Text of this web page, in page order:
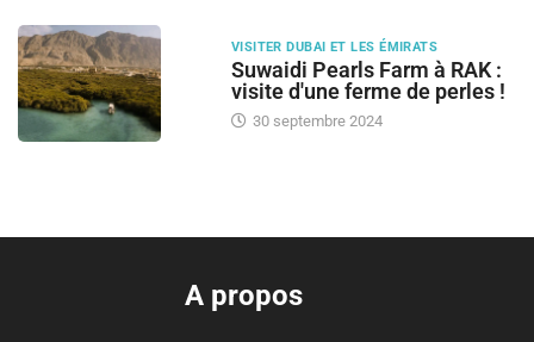
VISITER DUBAI ET LES ÉMIRATS
Suwaidi Pearls Farm à RAK :
visite d'une ferme de perles !
30 septembre 2024
A propos